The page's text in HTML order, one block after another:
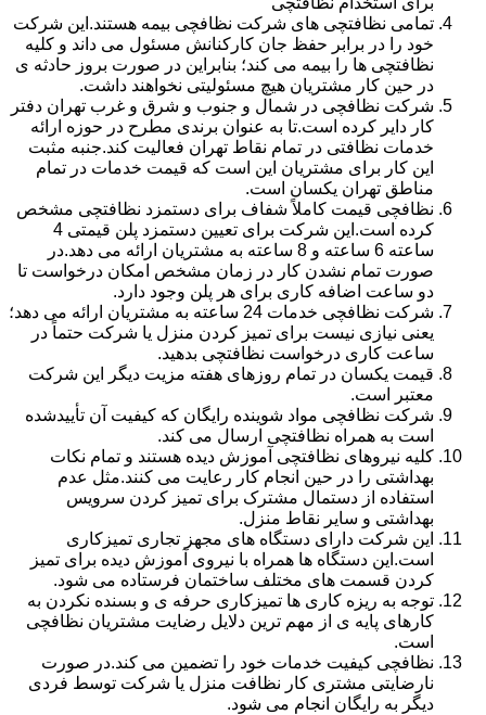
تمامی نظافتچی های شرکت نظافچی بیمه هستند.این شرکت
خود را در برابر حفظ جان کارکنانش مسئول می داند و کلیه
نظافتچی ها را بیمه می کند؛ بنابراین در صورت بروز حادثه ی
در حین کار مشتریان هیچ مسئولیتی نخواهند داشت.
شرکت نظافچی در شمال و جنوب و شرق و غرب تهران دفتر
کار دایر کرده است.تا به عنوان برندی مطرح در حوزه ارائه
خدمات نظافتی در تمام نقاط تهران فعالیت کند.جنبه مثبت
این کار برای مشتریان این است که قیمت خدمات در تمام
مناطق تهران یکسان است.
نظافچی قیمت کاملاً شفاف برای دستمزد نظافتچی مشخص
کرده است.این شرکت برای تعیین دستمزد پلن قیمتی 4
ساعته 6 ساعته و 8 ساعته به مشتریان ارائه می دهد.در
صورت تمام نشدن کار در زمان مشخص امکان درخواست تا
دو ساعت اضافه کاری برای هر پلن وجود دارد.
شرکت نظافچی خدمات 24 ساعته به مشتریان ارائه می دهد؛
یعنی نیازی نیست برای تمیز کردن منزل یا شرکت حتماً در
ساعت کاری درخواست نظافتچی بدهید.
قیمت یکسان در تمام روزهای هفته مزیت دیگر این شرکت
معتبر است.
شرکت نظافچی مواد شوینده رایگان که کیفیت آن تأییدشده
است به همراه نظافتچی ارسال می کند.
کلیه نیروهای نظافتچی آموزش دیده هستند و تمام نکات
بهداشتی را در حین انجام کار رعایت می کنند.مثل عدم
استفاده از دستمال مشترک برای تمیز کردن سرویس
بهداشتی و سایر نقاط منزل.
این شرکت دارای دستگاه های مجهز تجاری تمیزکاری
است.این دستگاه ها همراه با نیروی آموزش دیده برای تمیز
کردن قسمت های مختلف ساختمان فرستاده می شود.
توجه به ریزه کاری ها تمیزکاری حرفه ی و بسنده نکردن به
کارهای پایه ی از مهم ترین دلایل رضایت مشتریان نظافچی
است.
نظافچی کیفیت خدمات خود را تضمین می کند.در صورت
نارضایتی مشتری کار نظافت منزل یا شرکت توسط فردی
دیگر به رایگان انجام می شود.